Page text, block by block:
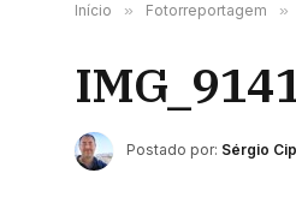
Início » Fotorreportagem »
Postado por: Sérgio